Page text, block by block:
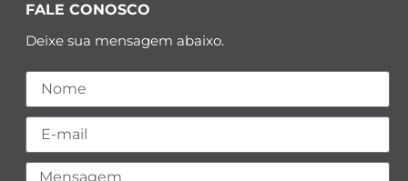
FALE CONOSCO
Deixe sua mensagem abaixo.